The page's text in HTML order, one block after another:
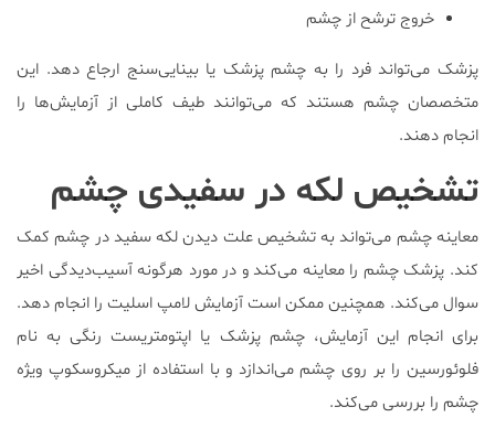
خروج ترشح از چشم
پزشک می‌تواند فرد را به چشم پزشک یا بینایی‌سنج ارجاع دهد. این
متخصصان چشم هستند که می‌توانند طیف کاملی از آزمایش‌ها را
انجام دهند.
تشخیص لکه در سفیدی چشم
معاینه چشم می‌تواند به تشخیص علت دیدن لکه سفید در چشم کمک
کند. پزشک چشم را معاینه می‌کند و در مورد هرگونه آسیب‌دیدگی اخیر
سوال می‌کند. همچنین ممکن است آزمایش لامپ اسلیت را انجام دهد.
برای انجام این آزمایش، چشم پزشک یا اپتومتریست رنگی به نام
فلوئورسین را بر روی چشم می‌اندازد و با استفاده از میکروسکوپ ویژه
چشم را بررسی می‌کند.